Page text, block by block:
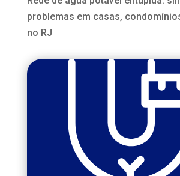
problemas em casas,
no RJ